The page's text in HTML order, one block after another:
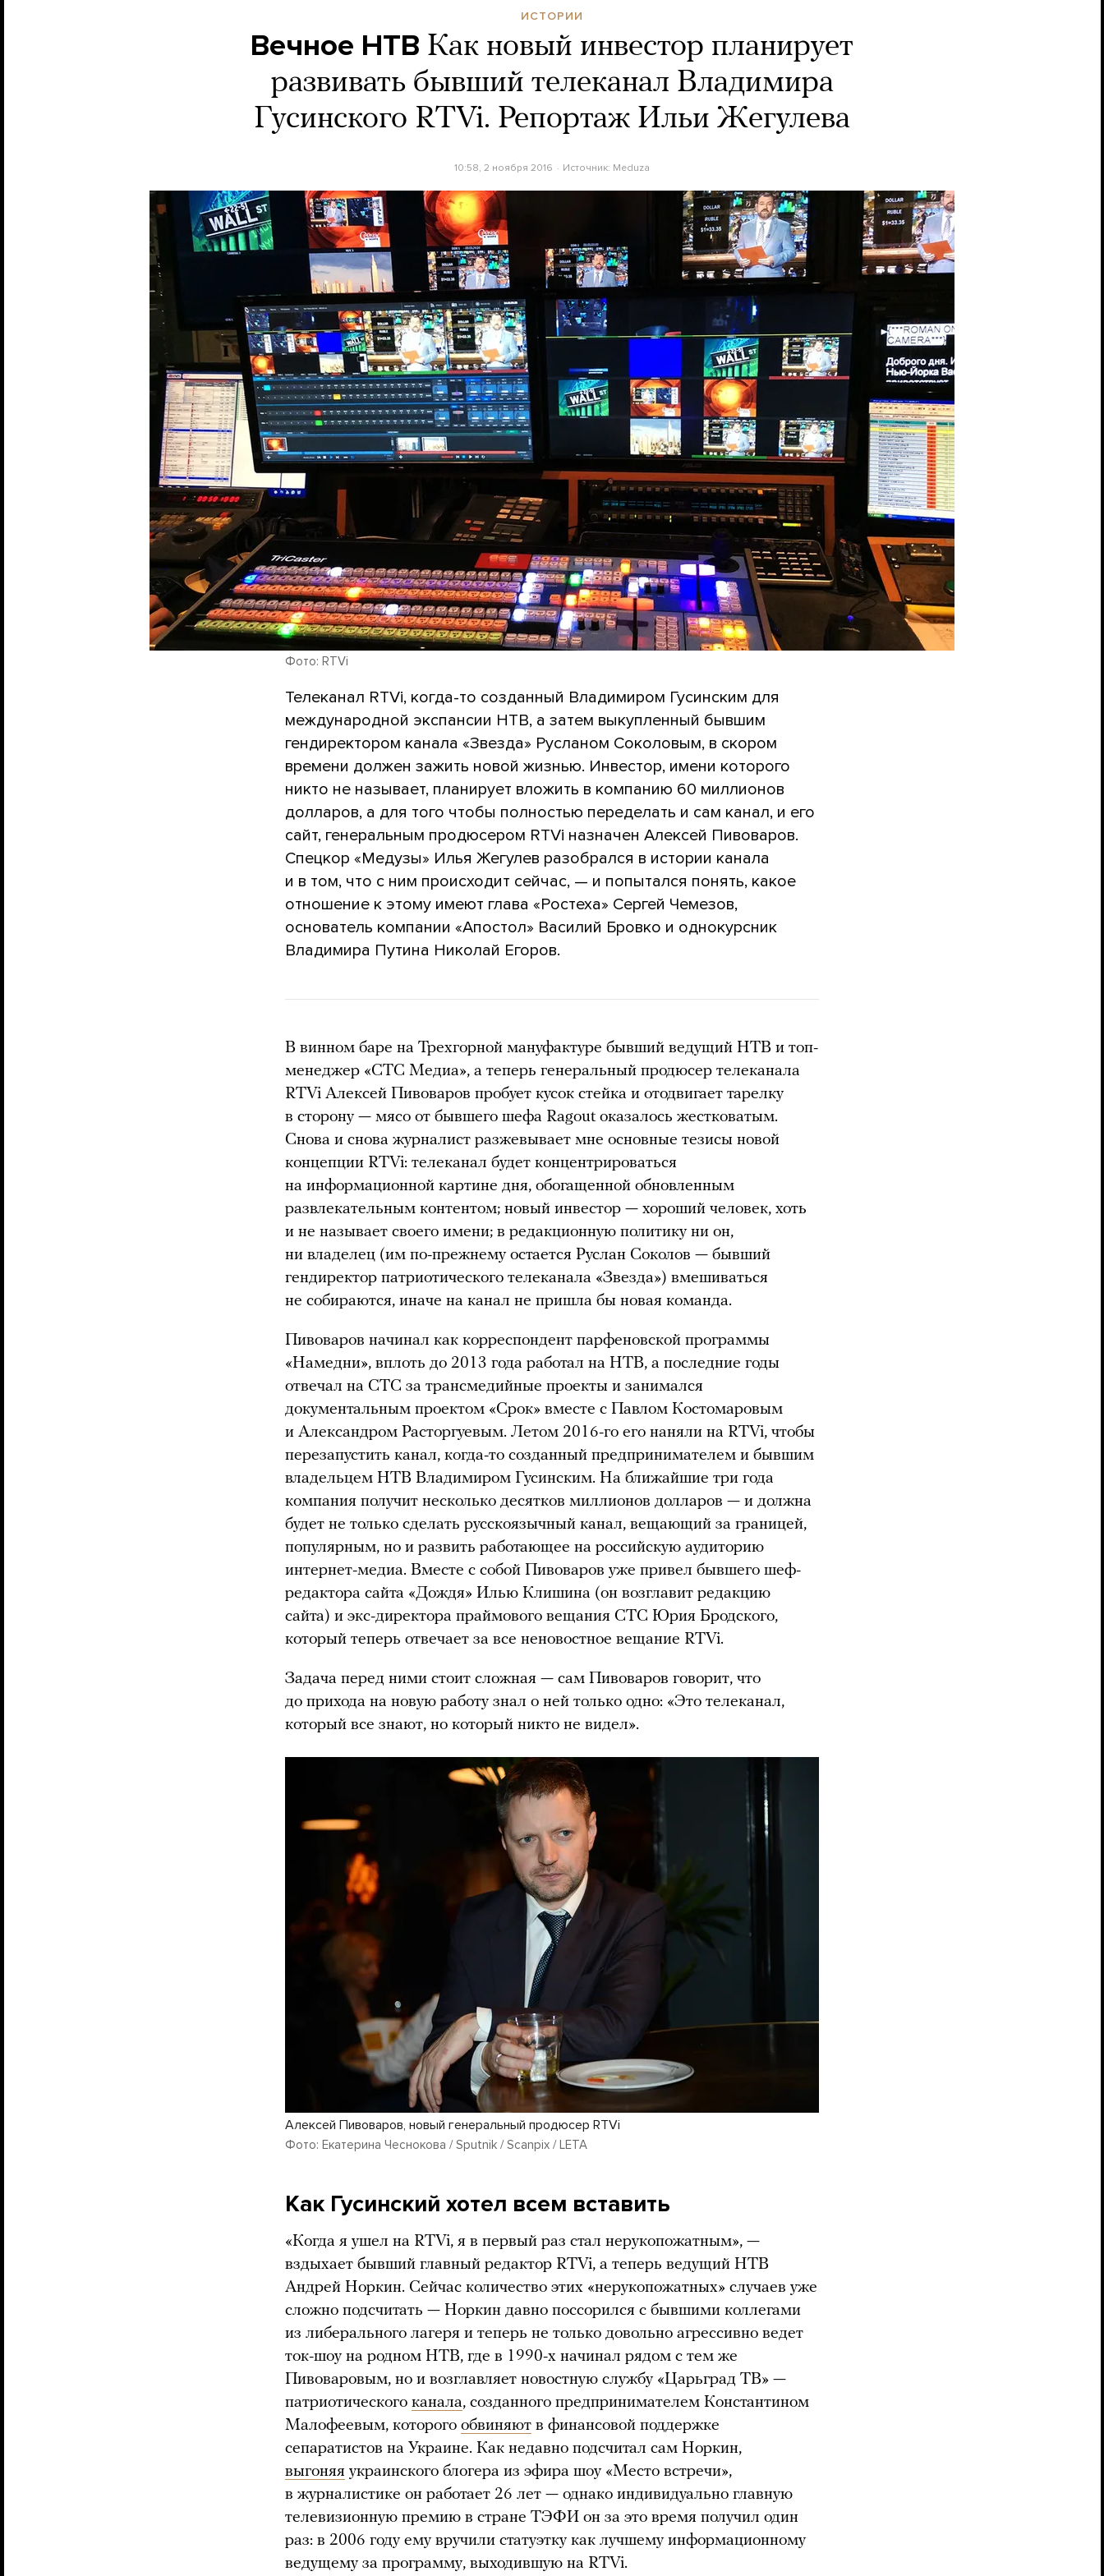
ИСТОРИИ
Вечное НТВ Как новый инвестор планирует
развивать бывший телеканал Владимира
Гусинского RTVi. Репортаж Ильи Жегулева
10:58, 2 ноября 2016 Источник: Meduza
Фото: RTVi
Телеканал RTVi, когда-то созданный Владимиром Гусинским для
международной экспансии НТВ, а затем выкупленный бывшим
гендиректором канала «Звезда» Русланом Соколовым, в скором
времени должен зажить новой жизнью. Инвестор, имени которого
никто не называет, планирует вложить в компанию 60 миллионов
долларов, а для того чтобы полностью переделать и сам канал, и его
сайт, генеральным продюсером RTVi назначен Алексей Пивоваров.
Спецкор «Медузы» Илья Жегулев разобрался в истории канала
и в том, что с ним происходит сейчас, — и попытался понять, какое
отношение к этому имеют глава «Ростеха» Сергей Чемезов,
основатель компании «Апостол» Василий Бровко и однокурсник
Владимира Путина Николай Егоров.
В винном баре на Трехгорной мануфактуре бывший ведущий НТВ и топ-
менеджер «CTC Медиа», а теперь генеральный продюсер телеканала
RTVi Алексей Пивоваров пробует кусок стейка и отодвигает тарелку
в сторону — мясо от бывшего шефа Ragout оказалось жестковатым.
Снова и снова журналист разжевывает мне основные тезисы новой
концепции RTVi: телеканал будет концентрироваться
на информационной картине дня, обогащенной обновленным
развлекательным контентом; новый инвестор — хороший человек, хоть
и не называет своего имени; в редакционную политику ни он,
ни владелец (им по-прежнему остается Руслан Соколов — бывший
гендиректор патриотического телеканала «Звезда») вмешиваться
не собираются, иначе на канал не пришла бы новая команда.
Пивоваров начинал как корреспондент парфеновской программы
«Намедни», вплоть до 2013 года работал на НТВ, а последние годы
отвечал на CTC за трансмедийные проекты и занимался
документальным проектом «Срок» вместе с Павлом Костомаровым
и Александром Расторгуевым. Летом 2016-го его наняли на RTVi, чтобы
перезапустить канал, когда-то созданный предпринимателем и бывшим
владельцем НТВ Владимиром Гусинским. На ближайшие три года
компания получит несколько десятков миллионов долларов — и должна
будет не только сделать русскоязычный канал, вещающий за границей,
популярным, но и развить работающее на российскую аудиторию
интернет-медиа. Вместе с собой Пивоваров уже привел бывшего шеф-
редактора сайта «Дождя» Илью Клишина (он возглавит редакцию
сайта) и экс-директора праймового вещания СТС Юрия Бродского,
который теперь отвечает за все неновостное вещание RTVi.
Задача перед ними стоит сложная — сам Пивоваров говорит, что
до прихода на новую работу знал о ней только одно: «Это телеканал,
который все знают, но который никто не видел».
Алексей Пивоваров, новый генеральный продюсер RTVi
Фото: Екатерина Чеснокова / Sputnik / Scanpix / LETA
Как Гусинский хотел всем вставить
«Когда я ушел на RTVi, я в первый раз стал нерукопожатным», —
вздыхает бывший главный редактор RTVi, а теперь ведущий НТВ
Андрей Норкин. Сейчас количество этих «нерукопожатных» случаев уже
сложно подсчитать — Норкин давно поссорился с бывшими коллегами
из либерального лагеря и теперь не только довольно агрессивно ведет
ток-шоу на родном НТВ, где в 1990-х начинал рядом с тем же
Пивоваровым, но и возглавляет новостную службу «Царьград ТВ» —
патриотического канала, созданного предпринимателем Константином
Малофеевым, которого обвиняют в финансовой поддержке
сепаратистов на Украине. Как недавно подсчитал сам Норкин,
выгоняя украинского блогера из эфира шоу «Место встречи»,
в журналистике он работает 26 лет — однако индивидуально главную
телевизионную премию в стране ТЭФИ он за это время получил один
раз: в 2006 году ему вручили статуэтку как лучшему информационному
ведущему за программу, выходившую на RTVi.